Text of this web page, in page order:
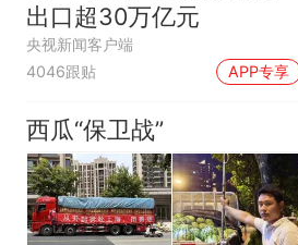
出口超30万亿元
央视新闻客户端
4046跟贴
APP专享
西瓜“保卫战”